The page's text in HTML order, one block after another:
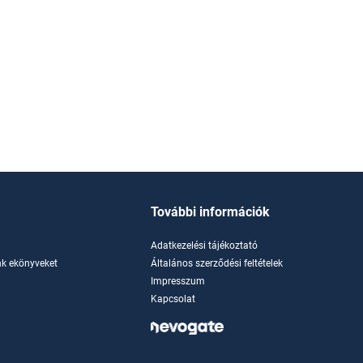
ekönyveket
További információk
Adatkezelési tájékoztató
Általános szerződési feltételek
Impresszum
Kapcsolat